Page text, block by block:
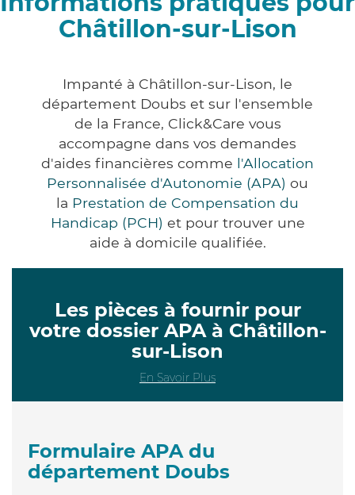
Châtillon-sur-Lison
Impanté à Châtillon-sur-Lison, le
département Doubs et sur l'ensemble
de la France, Click&Care vous
accompagne dans vos demandes
d'aides financières comme l'Allocation
Personnalisée d'Autonomie (APA) ou
la Prestation de Compensation du
Handicap (PCH) et pour trouver une
aide à domicile qualifiée.
Les pièces à fournir pour
votre dossier APA à Châtillon-
sur-Lison
En Savoir Plus
Formulaire APA du
département Doubs